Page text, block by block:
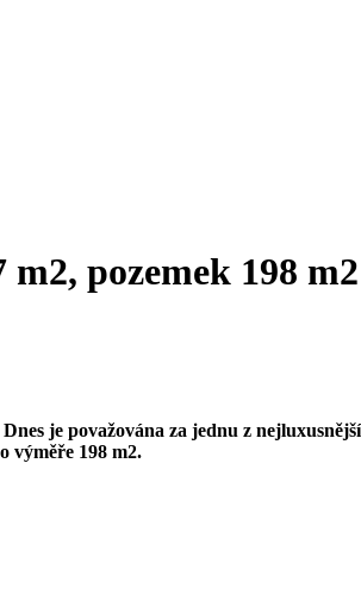
pozemek 198 m2
je považována za jednu z
výměře 198 m2.